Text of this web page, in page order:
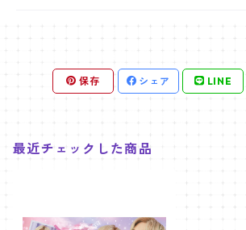
保存 シェア LINE
最近チェックした商品